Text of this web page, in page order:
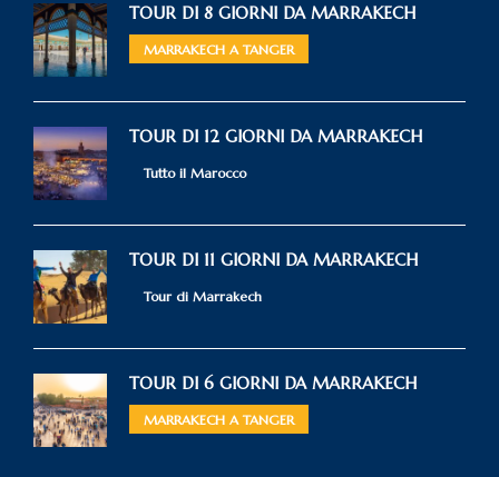
TOUR DI 8 GIORNI DA MARRAKECH
MARRAKECH A TANGER
TOUR DI 12 GIORNI DA MARRAKECH
Tutto il Marocco
TOUR DI 11 GIORNI DA MARRAKECH
Tour di Marrakech
TOUR DI 6 GIORNI DA MARRAKECH
MARRAKECH A TANGER